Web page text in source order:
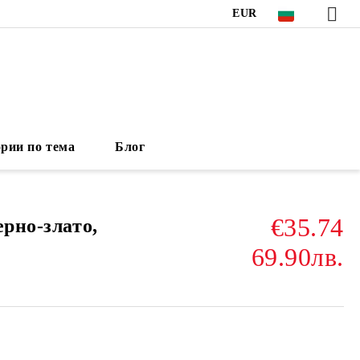
EUR
по тема Блог
злато,
€35.74
69.90лв.